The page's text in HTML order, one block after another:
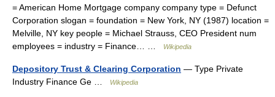
= American Home Mortgage company company type = Defunct
Corporation slogan = foundation = New York, NY (1987) location =
Melville, NY key people = Michael Strauss, CEO President num
employees = industry = Finance… …
Wikipedia
Depository Trust & Clearing Corporation — Type Private
Industry Finance Ge …
Wikipedia